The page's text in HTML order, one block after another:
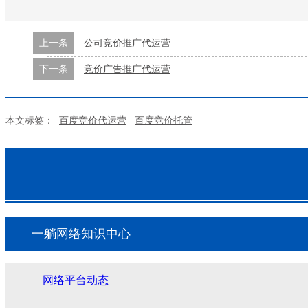
上一条 公司竞价推广代运营
下一条 竞价广告推广代运营
本文标签： 百度竞价代运营 百度竞价托管
一躺网络知识中心
网络平台动态